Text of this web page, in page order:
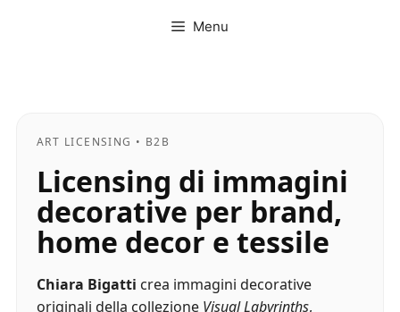
Menu
ART LICENSING • B2B
Licensing di immagini
decorative per brand,
home decor e tessile
Chiara Bigatti crea immagini decorative
originali della collezione Visual Labyrinths,